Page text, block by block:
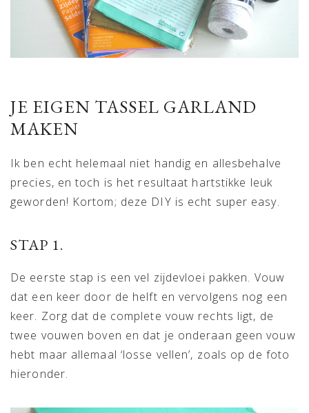
JE EIGEN TASSEL GARLAND
MAKEN
Ik ben echt helemaal niet handig en allesbehalve
precies, en toch is het resultaat hartstikke leuk
geworden! Kortom; deze DIY is echt super easy.
STAP 1.
De eerste stap is een vel zijdevloei pakken. Vouw
dat een keer door de helft en vervolgens nog een
keer. Zorg dat de complete vouw rechts ligt, de
twee vouwen boven en dat je onderaan geen vouw
hebt maar allemaal ‘losse vellen’, zoals op de foto
hieronder.